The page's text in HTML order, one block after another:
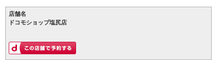
店舗名
ドコモショップ塩尻店